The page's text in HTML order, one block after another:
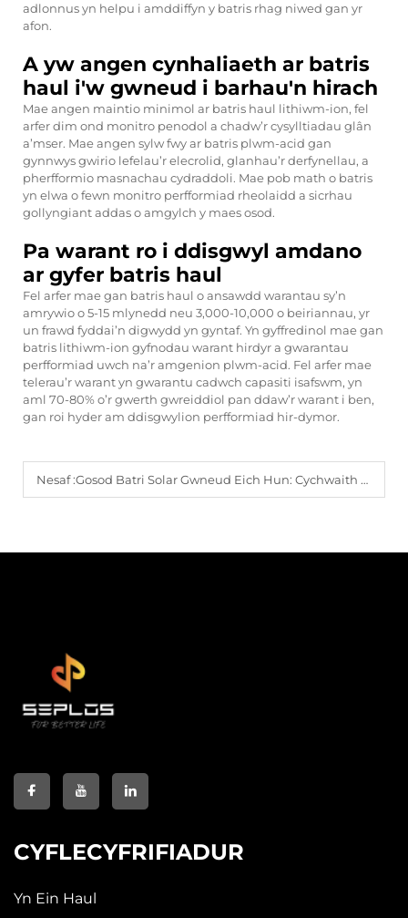
adlonnus yn helpu i amddiffyn y batris rhag niwed gan yr
afon.
A yw angen cynhaliaeth ar batris
haul i'w gwneud i barhau'n hirach
Mae angen maintio minimol ar batris haul lithiwm-ion, fel
arfer dim ond monitro penodol a chadw’r cysylltiadau glân
a’mser. Mae angen sylw fwy ar batris plwm-acid gan
gynnwys gwirio lefelau’r elecrolid, glanhau’r derfynellau, a
pherfformio masnachau cydraddoli. Mae pob math o batris
yn elwa o fewn monitro perfformiad rheolaidd a sicrhau
gollyngiant addas o amgylch y maes osod.
Pa warant ro i ddisgwyl amdano
ar gyfer batris haul
Fel arfer mae gan batris haul o ansawdd warantau sy’n
amrywio o 5-15 mlynedd neu 3,000-10,000 o beiriannau, yr
un frawd fyddai’n digwydd yn gyntaf. Yn gyffredinol mae gan
batris lithiwm-ion gyfnodau warant hirdyr a gwarantau
perfformiad uwch na’r amgenion plwm-acid. Fel arfer mae
telerau’r warant yn gwarantu cadwch capasiti isafswm, yn
aml 70-80% o’r gwerth gwreiddiol pan ddaw’r warant i ben,
gan roi hyder am ddisgwylion perfformiad hir-dymor.
Nesaf :Gosod Batri Solar Gwneud Eich Hun: Cychwaith Cam wrth Gam
CYFLECYFRIFIADUR
Yn Ein Haul